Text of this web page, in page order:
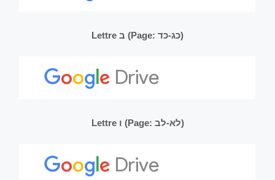
Lettre ב (Page: כג-כד)
Lettre ו (Page: לא-לב)